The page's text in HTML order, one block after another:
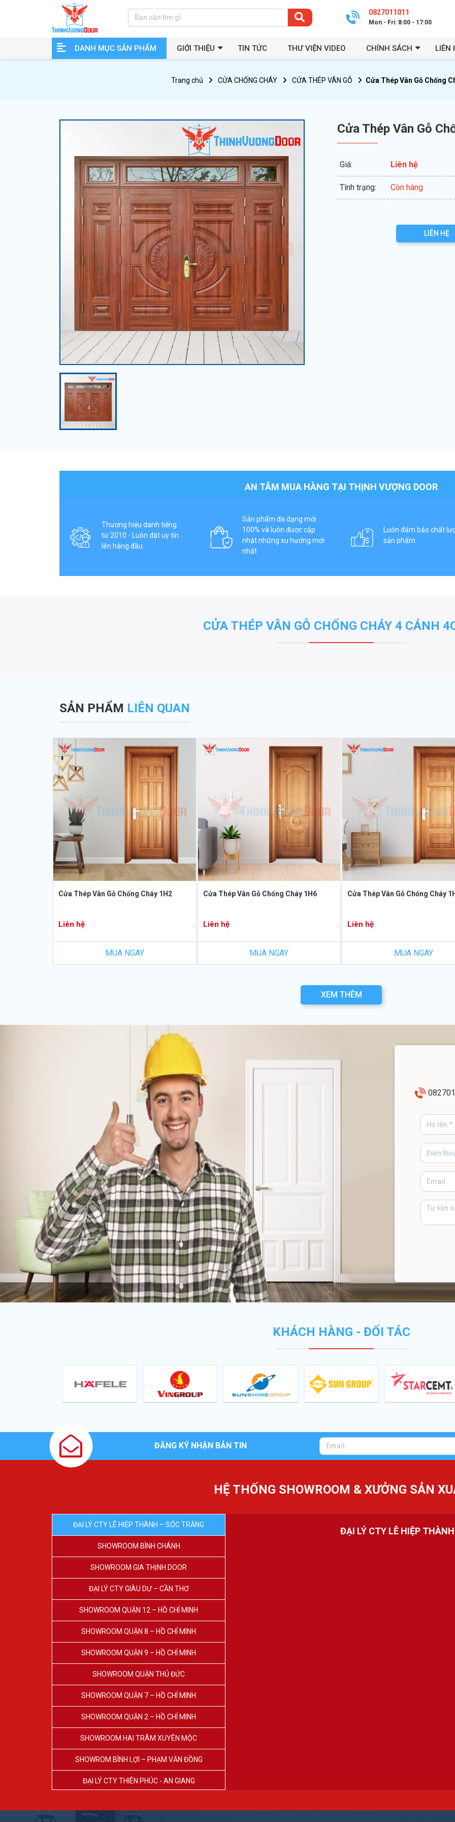
0827011011
Mon - Fri: 8:00 - 17:00
DANH MỤC SẢN PHẨM GIỚI THIỆU TIN TỨC THƯ VIỆN VIDEO CHÍNH SÁCH LIÊN
Trang chủ CỬA CHỐNG CHÁY CỬA THÉP VÂN GỖ Cửa Thép Vân Gỗ Chống
Cửa Thép Vân Gỗ
Giá: Liên hệ
Tình trạng: Còn hàng
LIÊN HỆ
AN TÂM MUA HÀNG TẠI THỊNH VƯỢNG DOOR
Thương hiệu danh tiếng
từ 2010 - Luôn đặt uy tín
lên hàng đầu
Sản phẩm đa dạng mới
100% và luôn được cập
nhật những xu hướng mới
nhất
Luôn đảm bảo chất
sản phẩm
CỬA THÉP VÂN GỖ CHỐNG CHÁY 4 CÁNH
SẢN PHẨM LIÊN QUAN
Cửa Thép Vân Gỗ Chống Cháy 1H2
Liên hệ
MUA NGAY
Cửa Thép Vân Gỗ Chống Cháy 1H6
Liên hệ
MUA NGAY
Cửa Thép Vân Gỗ Chống Cháy
Liên hệ
MUA NGAY
XEM THÊM
KHÁCH HÀNG - ĐỐI TÁC
ĐĂNG KÝ NHẬN BẢN TIN
HỆ THỐNG SHOWROOM & XƯỞNG SẢN
ĐẠI LÝ CTY LÊ HIỆP THÀNH – SÓC TRĂNG
SHOWROOM BÌNH CHÁNH
SHOWROOM GIA THỊNH DOOR
ĐẠI LÝ CTY GIÀU DƯ – CẦN THƠ
SHOWROOM QUẬN 12 – HỒ CHÍ MINH
SHOWROOM QUẬN 8 – HỒ CHÍ MINH
SHOWROOM QUẬN 9 – HỒ CHÍ MINH
SHOWROOM QUẬN THỦ ĐỨC
SHOWROOM QUẬN 7 – HỒ CHÍ MINH
SHOWROOM QUẬN 2 – HỒ CHÍ MINH
SHOWROOM HAI TRÂM XUYÊN MỘC
SHOWROM BÌNH LỢI – PHẠM VĂN ĐỒNG
ĐẠI LÝ CTY THIÊN PHÚC - AN GIANG
ĐẠI LÝ CTY LÊ HIỆP